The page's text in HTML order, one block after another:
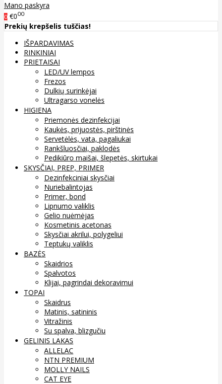
Mano paskyra
0 €000
Prekių krepšelis tuščias!
IŠPARDAVIMAS
RINKINIAI
PRIETAISAI
LED/UV lempos
Frezos
Dulkių surinkėjai
Ultragarso vonelės
HIGIENA
Priemonės dezinfekcijai
Kaukės, prijuostės, pirštinės
Servetėlės, vata, pagaliukai
Rankšluosčiai, paklodės
Pedikiūro maišai, šlepetės, skirtukai
SKYSČIAI, PREP, PRIMER
Dezinfekciniai skysčiai
Nuriebalintojas
Primer, bond
Lipnumo valiklis
Gelio nuėmėjas
Kosmetinis acetonas
Skysčiai akrilui, polygeliui
Teptukų valiklis
BAZĖS
Skaidrios
Spalvotos
Klijai, pagrindai dekoravimui
TOPAI
Skaidrus
Matinis, satininis
Vitražinis
Su spalva, blizgučiu
GELINIS LAKAS
ALLELAC
NTN PREMIUM
MOLLY NAILS
CAT EYE